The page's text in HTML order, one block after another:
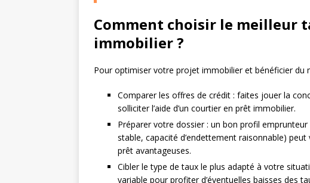
Comment choisir le meilleur
immobilier ?
Pour optimiser votre projet immobilier et bénéficier du
Comparer les offres de crédit : faites jouer la
solliciter l’aide d’un courtier en prêt immobilier.
Préparer votre dossier : un bon profil
stable, capacité d’endettement raisonnable)
prêt avantageuses.
Cibler le type de taux le plus adapté à votre
variable pour profiter d’éventuelles baisses des